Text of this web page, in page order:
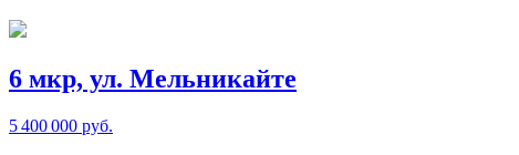
6 мкр, ул. Мельникайте
5 400 000 руб.